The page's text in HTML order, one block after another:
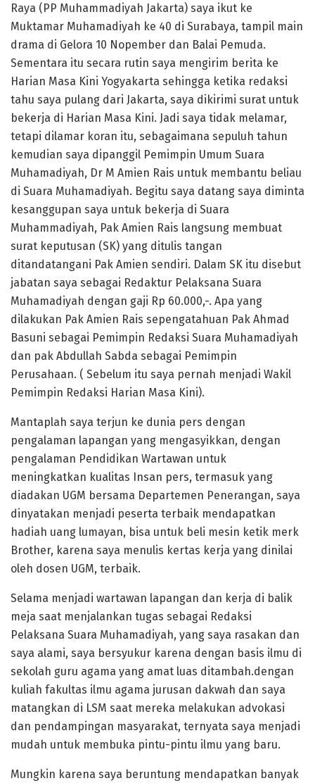
Raya (PP Muhammadiyah Jakarta) saya ikut ke
Muktamar Muhamadiyah ke 40 di Surabaya, tampil main
drama di Gelora 10 Nopember dan Balai Pemuda.
Sementara itu secara rutin saya mengirim berita ke
Harian Masa Kini Yogyakarta sehingga ketika redaksi
tahu saya pulang dari Jakarta, saya dikirimi surat untuk
bekerja di Harian Masa Kini. Jadi saya tidak melamar,
tetapi dilamar koran itu, sebagaimana sepuluh tahun
kemudian saya dipanggil Pemimpin Umum Suara
Muhamadiyah, Dr M Amien Rais untuk membantu beliau
di Suara Muhamadiyah. Begitu saya datang saya diminta
kesanggupan saya untuk bekerja di Suara
Muhammadiyah, Pak Amien Rais langsung membuat
surat keputusan (SK) yang ditulis tangan
ditandatangani Pak Amien sendiri. Dalam SK itu disebut
jabatan saya sebagai Redaktur Pelaksana Suara
Muhamadiyah dengan gaji Rp 60.000,-. Apa yang
dilakukan Pak Amien Rais sepengatahuan Pak Ahmad
Basuni sebagai Pemimpin Redaksi Suara Muhamadiyah
dan pak Abdullah Sabda sebagai Pemimpin
Perusahaan. ( Sebelum itu saya pernah menjadi Wakil
Pemimpin Redaksi Harian Masa Kini).
Mantaplah saya terjun ke dunia pers dengan
pengalaman lapangan yang mengasyikkan, dengan
pengalaman Pendidikan Wartawan untuk
meningkatkan kualitas Insan pers, termasuk yang
diadakan UGM bersama Departemen Penerangan, saya
dinyatakan menjadi peserta terbaik mendapatkan
hadiah uang lumayan, bisa untuk beli mesin ketik merk
Brother, karena saya menulis kertas kerja yang dinilai
oleh dosen UGM, terbaik.
Selama menjadi wartawan lapangan dan kerja di balik
meja saat menjalankan tugas sebagai Redaksi
Pelaksana Suara Muhamadiyah, yang saya rasakan dan
saya alami, saya bersyukur karena dengan basis ilmu di
sekolah guru agama yang amat luas ditambah.dengan
kuliah fakultas ilmu agama jurusan dakwah dan saya
matangkan di LSM saat mereka melakukan advokasi
dan pendampingan masyarakat, ternyata saya menjadi
mudah untuk membuka pintu-pintu ilmu yang baru.
Mungkin karena saya beruntung mendapatkan banyak